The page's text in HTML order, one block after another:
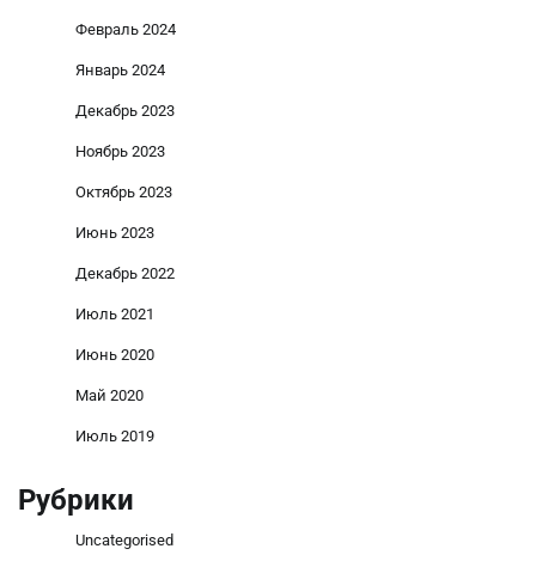
Февраль 2024
Январь 2024
Декабрь 2023
Ноябрь 2023
Октябрь 2023
Июнь 2023
Декабрь 2022
Июль 2021
Июнь 2020
Май 2020
Июль 2019
Рубрики
Uncategorised